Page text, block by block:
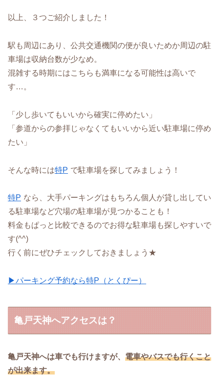
以上、３つご紹介しました！
駅も周辺にあり、公共交通機関の便が良いためか周辺の駐
車場は収納台数が少なめ。
混雑する時期にはこちらも満車になる可能性は高いで
す…。
「少し歩いてもいいから確実に停めたい」
「参道からの参拝じゃなくてもいいから近い駐車場に停め
たい」
そんな時には特P で駐車場を探してみましょう！
特P なら、大手パーキングはもちろん個人が貸し出してい
る駐車場など穴場の駐車場が見つかることも！
料金もぱっと比較できるのでお得な駐車場も探しやすいで
す(^^)
行く前にぜひチェックしておきましょう★
▶パーキング予約なら特P（とくぴー）
亀戸天神へアクセスは？
亀戸天神へは車でも行けますが、 電車やバスでも行くこと
が出来ます。